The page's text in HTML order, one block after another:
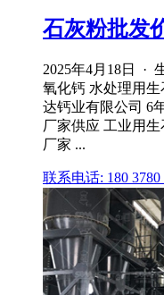
石灰粉批发
2025年4月18日 ·
氧化钙 水处理用
达钙业有限公司 6
厂家供应 工业用
厂家 ...
联系电话: 180 3780